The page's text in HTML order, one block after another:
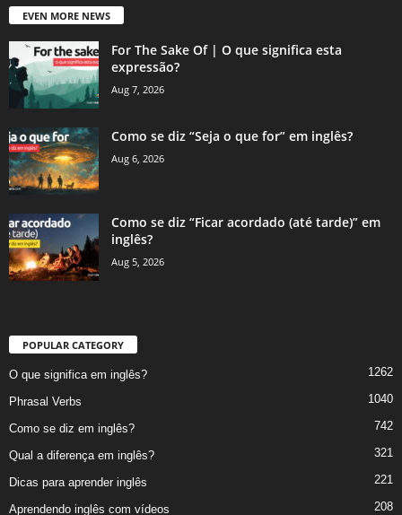
EVEN MORE NEWS
For The Sake Of | O que significa esta
expressão?
Aug 7, 2026
Como se diz “Seja o que for” em inglês?
Aug 6, 2026
Como se diz “Ficar acordado (até tarde)” em
inglês?
Aug 5, 2026
POPULAR CATEGORY
O que significa em inglês? 1262
Phrasal Verbs 1040
Como se diz em inglês? 742
Qual a diferença em inglês? 321
Dicas para aprender inglês 221
Aprendendo inglês com vídeos 208